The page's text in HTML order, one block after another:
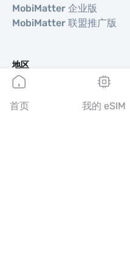
MobiMatter 企业版
MobiMatter 联盟推广版
地区
欧洲 eSIM
亚洲 eSIM
首页 我的 eSIM